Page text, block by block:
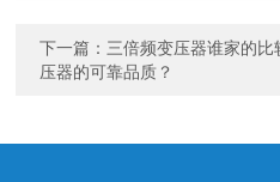
下一篇：三倍频变压器谁家的
压器的可靠品质？